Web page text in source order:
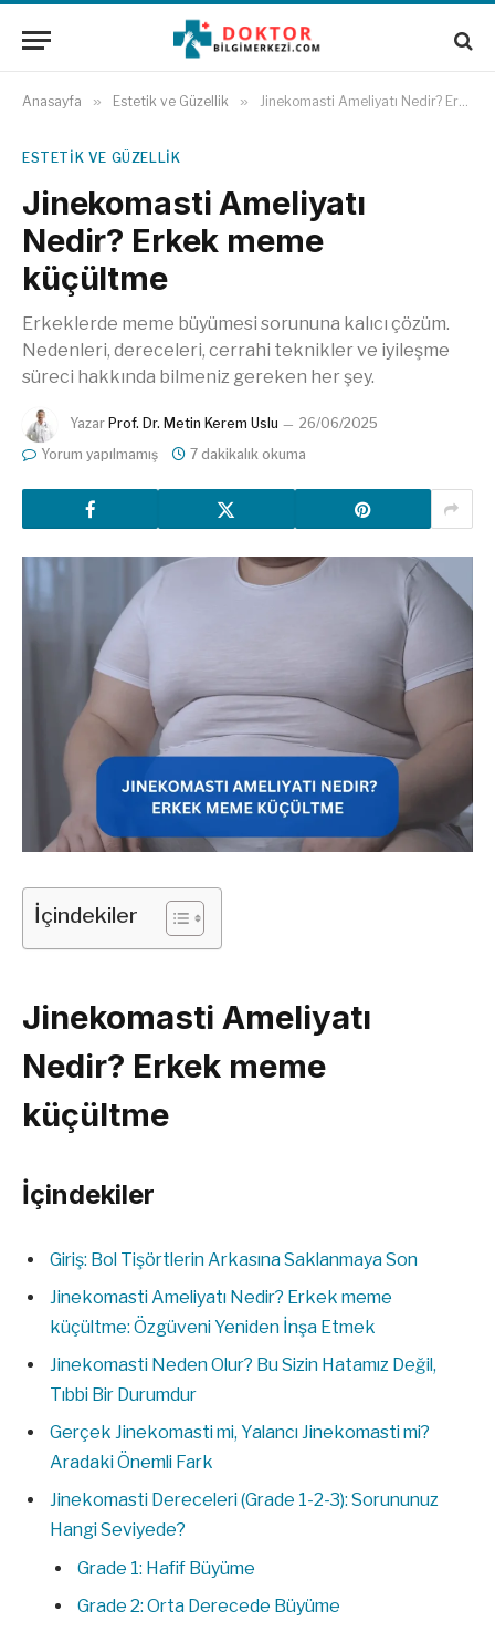
Anasayfa » Estetik ve Güzellik » Jinekomasti Ameliyatı Nedir? Erkek meme küçültme
ESTETIK VE GÜZELLIK
Jinekomasti Ameliyatı
Nedir? Erkek meme
küçültme
Erkeklerde meme büyümesi sorununa kalıcı çözüm.
Nedenleri, dereceleri, cerrahi teknikler ve iyileşme
süreci hakkında bilmeniz gereken her şey.
Yazar Prof. Dr. Metin Kerem Uslu
26/06/2025
Yorum yapılmamış
7 dakikalık okuma
İçindekiler
Jinekomasti Ameliyatı
Nedir? Erkek meme
küçültme
İçindekiler
Giriş: Bol Tişörtlerin Arkasına Saklanmaya Son
Jinekomasti Ameliyatı Nedir? Erkek meme
küçültme: Özgüveni Yeniden İnşa Etmek
Jinekomasti Neden Olur? Bu Sizin Hatamız Değil,
Tıbbi Bir Durumdur
Gerçek Jinekomasti mi, Yalancı Jinekomasti mi?
Aradaki Önemli Fark
Jinekomasti Dereceleri (Grade 1-2-3): Sorununuz
Hangi Seviyede?
Grade 1: Hafif Büyüme
Grade 2: Orta Derecede Büyüme